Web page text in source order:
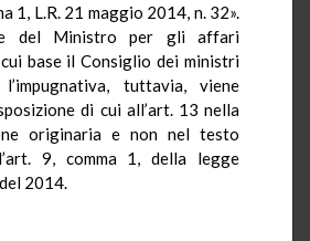
1, L.R. 21 maggio 2014, n. 32».
del Ministro per gli affari
base il Consiglio dei ministri
tuttavia, viene
di cui all’art. 13 nella
originaria e non nel testo
9, comma 1, della legge
2014.